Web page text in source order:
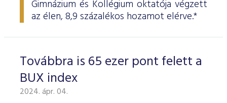
Gimnázium és Kollégium oktatója végzett
az élen, 8,9 százalékos hozamot elérve.*
Továbbra is 65 ezer pont felett a
BUX index
2024. ápr. 04.